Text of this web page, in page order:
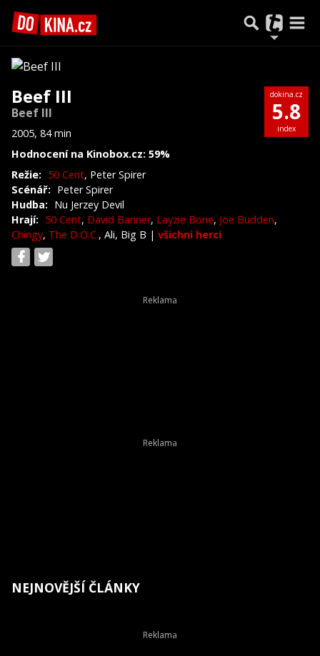
Beef III
Beef III
2005, 84 min
Hodnocení na Kinobox.cz: 59%
dokina.cz
5.8
index
Režie: 50 Cent, Peter Spirer
Scénář: Peter Spirer
Hudba: Nu Jerzey Devil
Hrají: 50 Cent, David Banner, Layzie Bone, Joe Budden,
Chingy, The D.O.C., Ali, Big B | všichni herci
NEJNOVĚJŠÍ ČLÁNKY